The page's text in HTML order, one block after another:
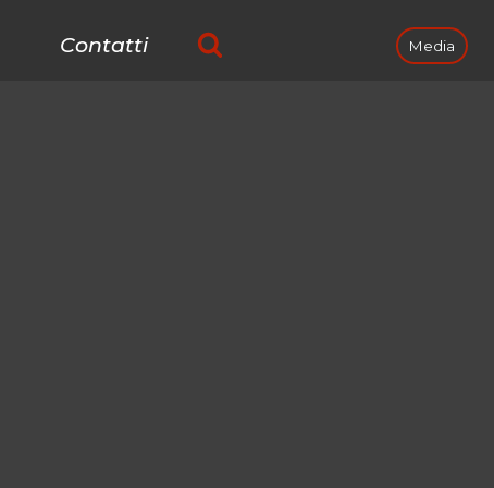
Contatti Media